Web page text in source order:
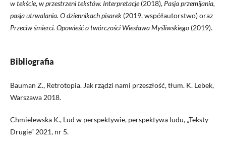
w tekście, w przestrzeni tekstów. Interpretacje(2018), Pasja przemijania,
pasja utrwalania. O dziennikach pisarek(2019, współautorstwo) oraz
Przeciw śmierci. Opowieść o twórczości Wiesława Myśliwskiego(2019).
Bibliografia
Bauman Z., Retrotopia. Jak rządzi nami przeszłość, tłum. K. Lebek,
Warszawa 2018.
Chmielewska K., Lud w perspektywie, perspektywa ludu, „Teksty
Drugie” 2021, nr 5.